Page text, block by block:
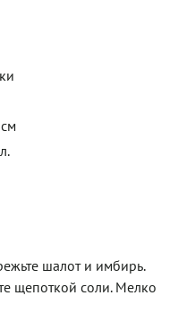
шалот и имбирь.
щепоткой соли. Мелко